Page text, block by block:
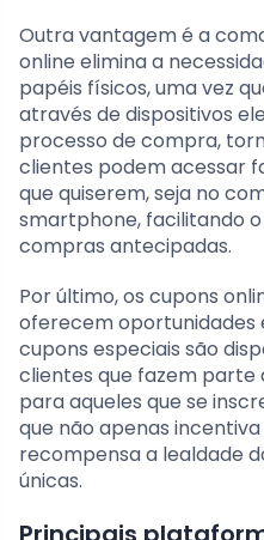
Outra vantagem é a
online elimina a
papéis físicos, uma vez
através de dispositivos
processo de compra,
clientes podem acessar
que quiserem, seja no
smartphone, facilitando
compras antecipadas.
Por último, os cupons
oferecem oportunidades
cupons especiais são
clientes que fazem parte
para aqueles que se
que não apenas
recompensa a lealdade
únicas.